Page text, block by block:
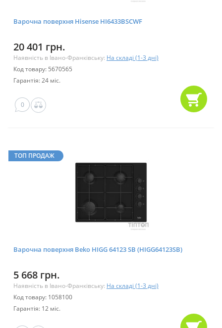
Варочна поверхня Hisense HI6433BSCWF
20 401 грн.
Наявність в Івано-Франківську: На складі (1-3 дні)
Код товару: 5670565
Гарантія: 24 міс.
0
ТОП ПРОДАЖ
Варочна поверхня Beko HIGG 64123 SB (HIGG64123SB)
5 668 грн.
Наявність в Івано-Франківську: На складі (1-3 дні)
Код товару: 1058100
Гарантія: 12 міс.